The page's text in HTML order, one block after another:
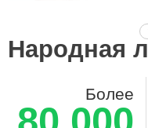
года.
стала
эти годы
идеи,
учителей
Народная
Более